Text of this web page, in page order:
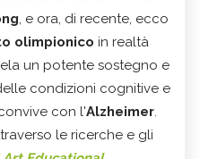
, e ora, di recente, ecco
olimpionico in realtà
un potente sostegno e
condizioni cognitive e
con l'Alzheimer.
le ricerche e gli